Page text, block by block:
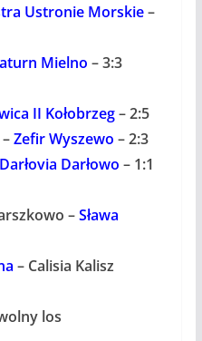
Ustronie Morskie–
Mielno – 3:3
II Kołobrzeg– 2:5
Zefir Wyszewo – 2:3
Darłovia Darłowo – 1:1
–Sława
– Calisia Kalisz
los